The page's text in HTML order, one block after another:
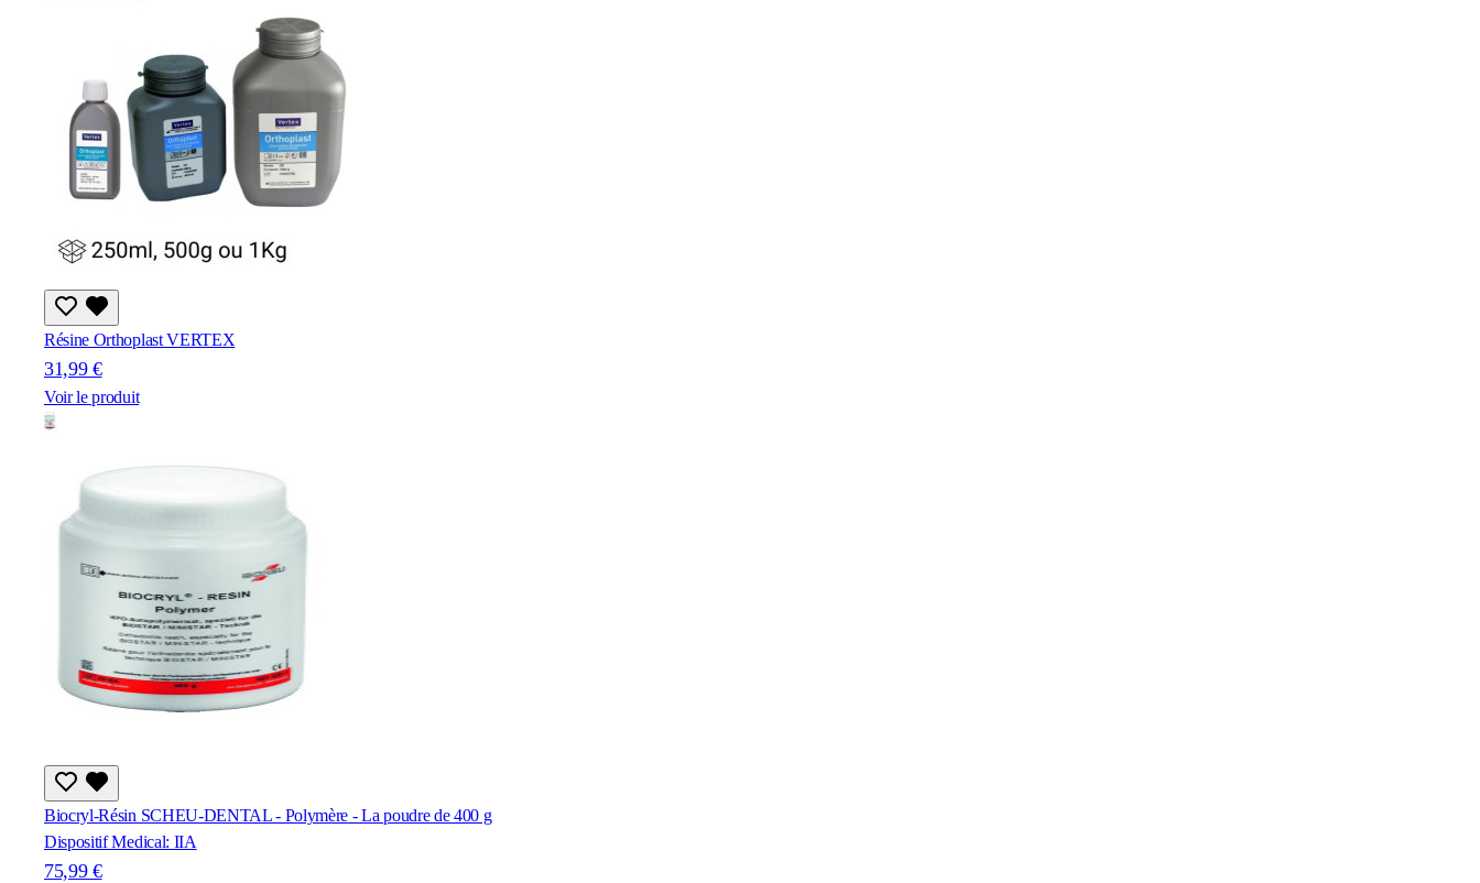
Résine Orthoplast VERTEX
31,99 €
Voir le produit
Biocryl-Résin SCHEU-DENTAL - Polymère - La poudre de 400 g
Dispositif Medical: IIA
75,99 €